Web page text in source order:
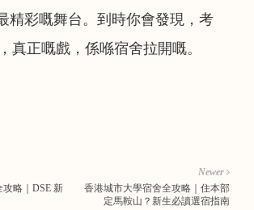
精彩嘅舞台。到時你會發現，考
真正嘅戲，係喺宿舍拉開嘅。
Newer
香港城市大學宿舍全攻略｜住本部
定馬鞍山？新生必讀選宿指南
略｜DSE 新